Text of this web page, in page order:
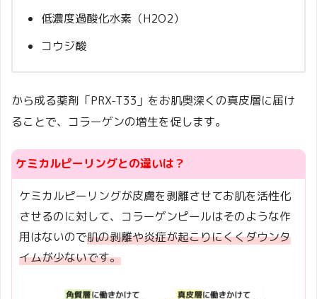
低濃度過酸化水素（H2O2）
コウジ酸
から成る薬剤「PRX-T33」をお肌奥深くの真皮層に届け
ることで、コラーゲンの増生を促します。
ケミカルピーリングとの違いは？
ケミカルピーリングが皮膚を剥離させてお肌を活性化
させるのに対して、コラーゲンピールはそのような作
用はないので肌の剥離や炎症が起こりにくくダウンタ
イムが少ないです。